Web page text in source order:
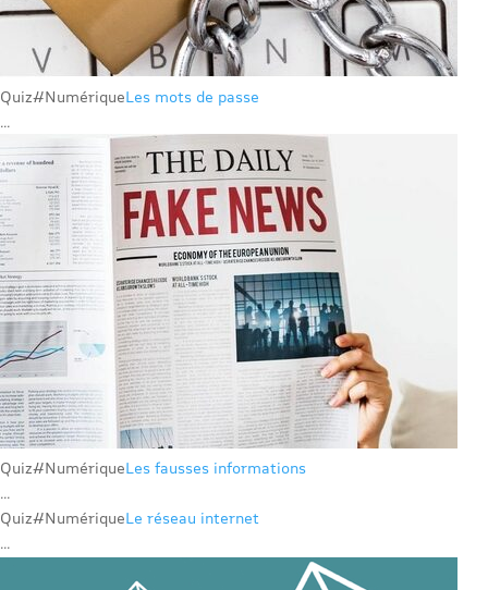
Quiz#NumériqueLes mots de passe
...
Quiz#NumériqueLes fausses informations
...
Quiz#NumériqueLe réseau internet
...